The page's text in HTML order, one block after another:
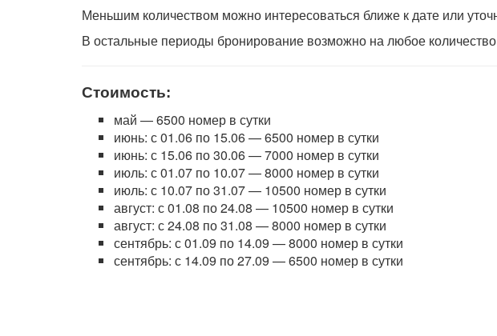
Меньшим количеством можно интересоваться ближе к дате или
В остальные периоды бронирование возможно на любое
Стоимость:
май — 6500 номер в сутки
июнь: с 01.06 по 15.06 — 6500 номер в сутки
июнь: с 15.06 по 30.06 — 7000 номер в сутки
июль: с 01.07 по 10.07 — 8000 номер в сутки
июль: с 10.07 по 31.07 — 10500 номер в сутки
август: с 01.08 по 24.08 — 10500 номер в сутки
август: с 24.08 по 31.08 — 8000 номер в сутки
сентябрь: с 01.09 по 14.09 — 8000 номер в сутки
сентябрь: с 14.09 по 27.09 — 6500 номер в сутки